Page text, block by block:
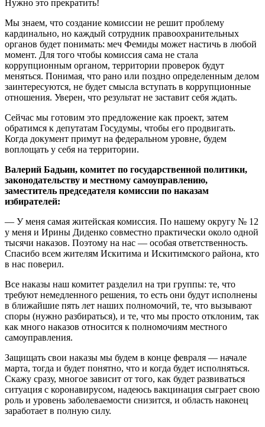
Нужно это прекратить!
Мы знаем, что создание комиссии не решит проблему
кардинально, но каждый сотрудник правоохранительных
органов будет понимать: меч Фемиды может настичь в любой
момент. Для того чтобы комиссия сама не стала
коррупционным органом, территории проверок будут
меняться. Понимая, что рано или поздно определенным делом
заинтересуются, не будет смысла вступать в коррупционные
отношения. Уверен, что результат не заставит себя ждать.
Сейчас мы готовим это предложение как проект, затем
обратимся к депутатам Госудумы, чтобы его продвигать.
Когда документ примут на федеральном уровне, будем
воплощать у себя на территории.
Валерий Бадьин, комитет по государственной политики,
законодательству и местному самоуправлению,
заместитель председателя комиссии по наказам
избирателей:
— У меня самая житейская комиссия. По нашему округу № 12
у меня и Ирины Диденко совместно практически около одной
тысячи наказов. Поэтому на нас — особая ответственность.
Спасибо всем жителям Искитима и Искитимского района, кто
в нас поверил.
Все наказы наш комитет разделил на три группы: те, что
требуют немедленного решения, то есть они будут исполнены
в ближайшие пять лет наших полномочий, те, что вызывают
споры (нужно разбираться), и те, что мы просто отклоним, так
как много наказов относится к полномочиям местного
самоуправления.
Защищать свои наказы мы будем в конце февраля — начале
марта, тогда и будет понятно, что и когда будет исполняться.
Скажу сразу, многое зависит от того, как будет развиваться
ситуация с коронавирусом, надеюсь вакцинация сыграет свою
роль и уровень заболеваемости снизится, и область наконец
заработает в полную силу.